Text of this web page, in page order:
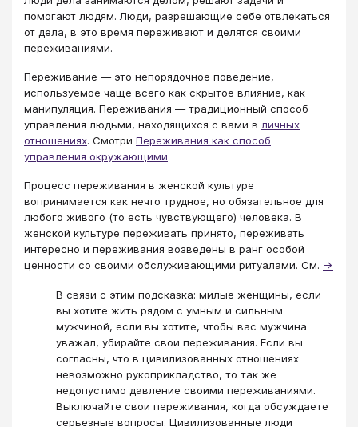
помогают людям. Люди, разрешающие себе отвлекаться
от дела, в это время переживают и делятся своими
переживаниями.
Переживание — это непорядочное поведение,
используемое чаще всего как скрытое влияние, как
манипуляция.​ Переживания — традиционный способ
управления людьми, находящихся с вами в личных
отношениях. Смотри Переживания как способ
управления окружающими
Процесс переживания в женской культуре
вопринимается как нечто трудное, но обязательное для
любого живого (то есть чувствующего) человека. В
женской культуре переживать принято, переживать
интересно и переживания возведены в ранг особой
ценности со своими обслуживающими ритуалами. См. →
В связи с этим подсказка: милые женщины, если
вы хотите жить рядом с умным и сильным
мужчиной, если вы хотите, чтобы вас мужчина
уважал, убирайте свои переживания. Если вы
согласны, что в цивилизованных отношениях
невозможно рукоприкладство, то так же
недопустимо давление своими переживаниями.
Выключайте свои переживания, когда обсуждаете
серьезные вопросы. Цивилизованные люди